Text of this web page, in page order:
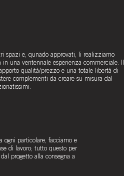
spazi e, qunado approvati, li realizziamo
una ventennale esperienza commerciale. Il
qualità/prezzo e una totale libertà di
complementi da creare su misura dal
ogni particolare, facciamo e
di lavoro; tutto questo per
progetto alla consegna a